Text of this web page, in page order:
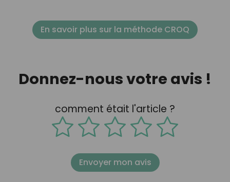
En savoir plus sur la méthode CROQ
Donnez-nous votre avis !
comment était l'article ?
Envoyer mon avis